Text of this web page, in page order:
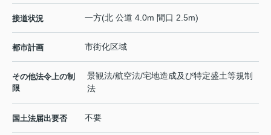
接道状況 一方(北 公道 4.0m 間口 2.5m)
都市計画 市街化区域
その他法令上の制
限
景観法/航空法/宅地造成及び特定盛土等規制
法
国土法届出要否 不要